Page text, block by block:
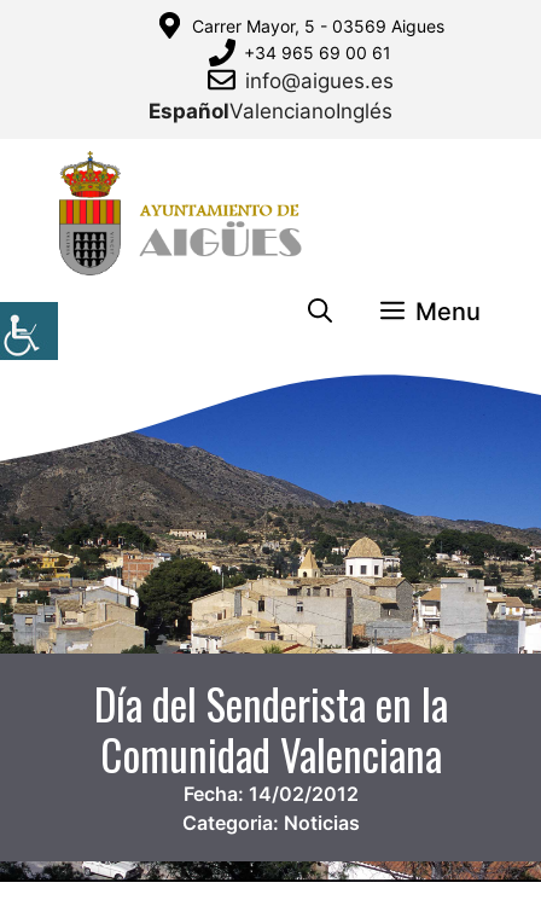
Carrer Mayor, 5 - 03569 Aigues
+34 965 69 00 61
info@aigues.es
EspañolValencianoInglés
Menu
Día del Senderista en la
Comunidad Valenciana
Fecha: 14/02/2012
Categoria: Noticias